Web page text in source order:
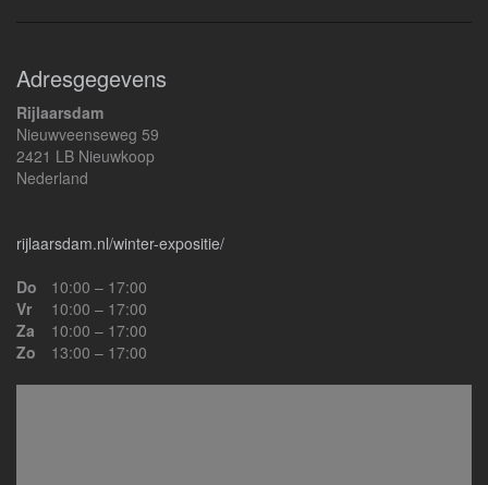
Adresgegevens
Rijlaarsdam
Nieuwveenseweg 59
2421 LB Nieuwkoop
Nederland
rijlaarsdam.nl/winter-expositie/
Do
10:00 – 17:00
Vr
10:00 – 17:00
Za
10:00 – 17:00
Zo
13:00 – 17:00